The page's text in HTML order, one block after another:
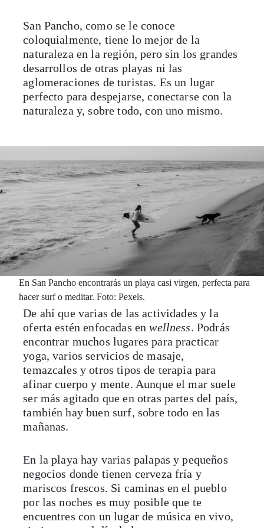
coloquialmente, tiene lo mejor de la
naturaleza en la región, pero sin los grandes
desarrollos de otras playas ni las
aglomeraciones de turistas. Es un lugar
perfecto para despejarse, conectarse con la
naturaleza y, sobre todo, con uno mismo.
En San Pancho encontrarás un playa casi virgen, perfecta para
hacer surf o meditar. Foto: Pexels.
De ahí que varias de las actividades y la
oferta estén enfocadas enwellness. Podrás
encontrar muchos lugares para practicar
yoga, varios servicios de masaje,
temazcales y otros tipos de terapia para
afinar cuerpo y mente. Aunque el mar suele
ser más agitado que en otras partes del país,
también hay buen surf, sobre todo en las
mañanas.
negocios donde tienen cerveza fría y
mariscos frescos. Si caminas en el pueblo
por las noches es muy posible que te
encuentres con un lugar de música en vivo,
sin importar el día de la semana.